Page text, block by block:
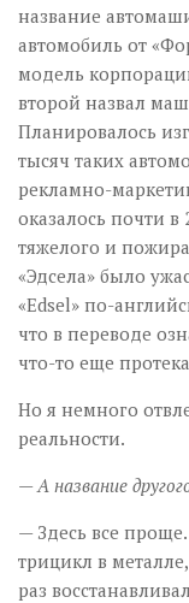
название
автомобиль от
модель
второй назвал
Планировалось
тысяч таких
рекламно-
оказалось почти в
тяжелого и
«Эдсела» было
«Edsel» по-
что в переводе
что-то еще
Но я немного
реальности.
— А название
— Здесь все
трицикл в
раз